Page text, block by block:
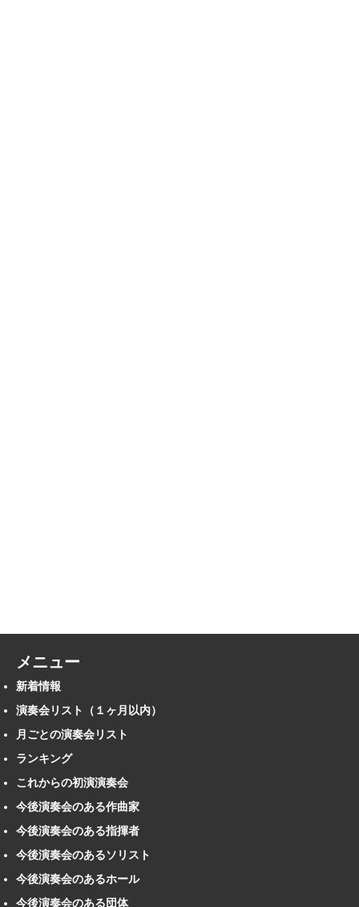
メニュー
新着情報
演奏会リスト（１ヶ月以内）
月ごとの演奏会リスト
ランキング
これからの初演演奏会
今後演奏会のある作曲家
今後演奏会のある指揮者
今後演奏会のあるソリスト
今後演奏会のあるホール
今後演奏会のある団体